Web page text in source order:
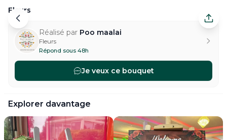
Fleurs
Fleurs — Saint-Denis. Réalisé par Poo maalai.
Réalisé par Poo maalai
Fleurs
Répond sous 48h
Je veux ce bouquet
#flowers-fleurs-bouquet
Explorer davantage